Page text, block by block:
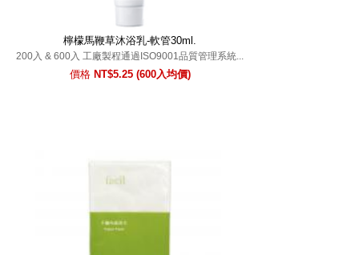
檸檬馬鞭草沐浴乳-軟管30ml.
200入 & 600入 工廠製程通過ISO9001品質管理系統...
價格 NT$5.25 (600入均價)